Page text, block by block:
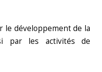
le développement de la
par les activités de